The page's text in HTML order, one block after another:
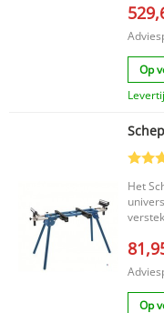
naar
voor
Op
Het
te
Op